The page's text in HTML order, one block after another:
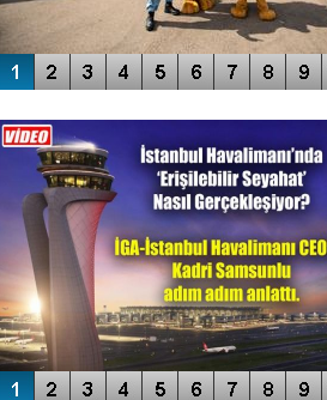
ENGELLERİN AŞILDIĞI HAVALİMANI